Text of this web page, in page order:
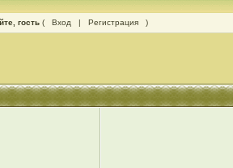
гость ( Вход | Регистрация )